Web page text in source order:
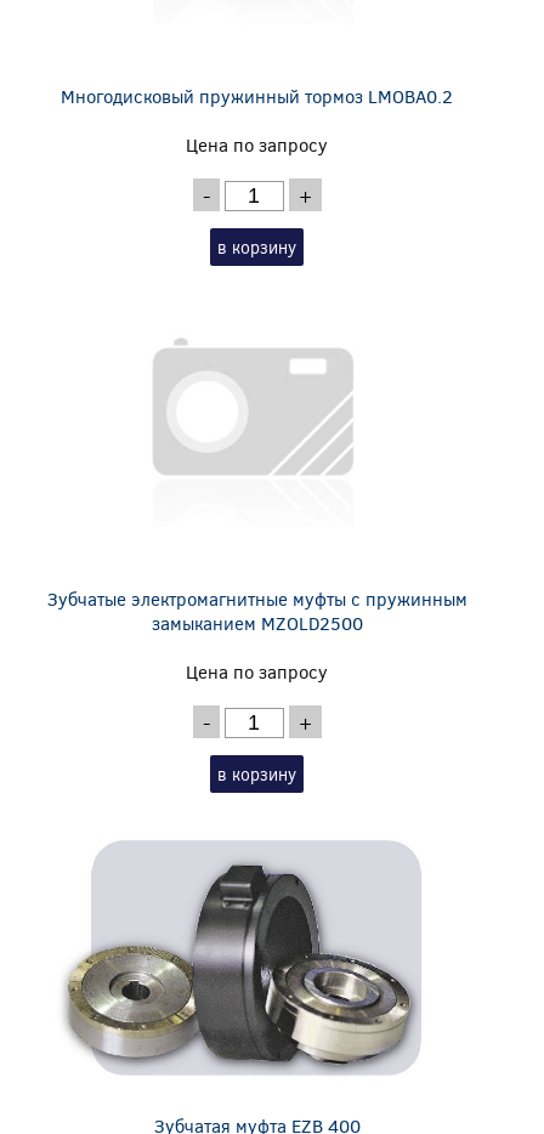
Многодисковый пружинный тормоз LMOBA0.2
Цена по запросу
- +
в корзину
Зубчатые электромагнитные муфты с пружинным
замыканием MZOLD2500
Цена по запросу
- +
в корзину
Зубчатая муфта EZB 400